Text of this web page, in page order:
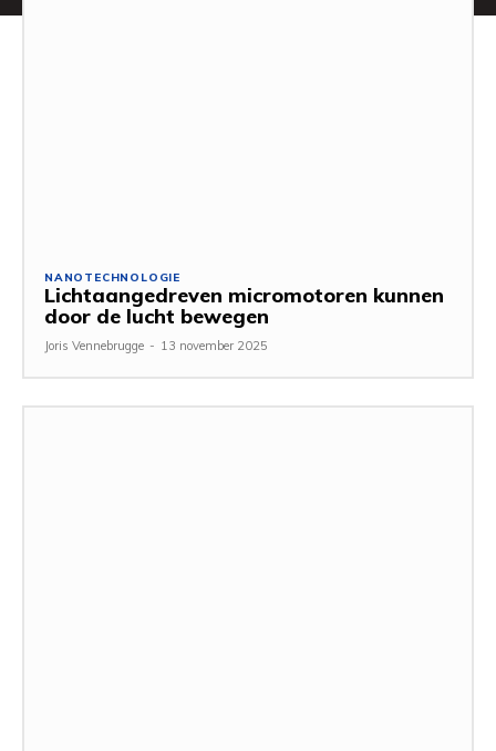
NANOTECHNOLOGIE
Lichtaangedreven micromotoren kunnen
door de lucht bewegen
Joris Vennebrugge - 13 november 2025